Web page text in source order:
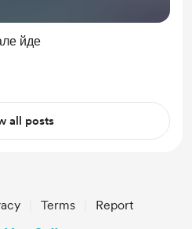
йде
all posts
Terms Report